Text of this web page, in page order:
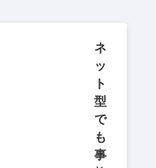
ネ
ッ
ト
型
で
も
事